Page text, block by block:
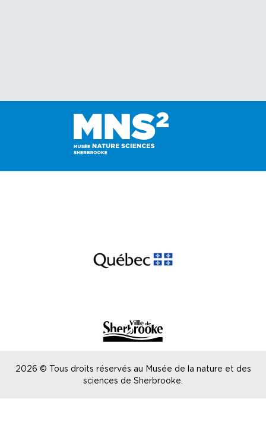
2026 © Tous droits réservés au Musée de la nature et des
sciences de Sherbrooke.